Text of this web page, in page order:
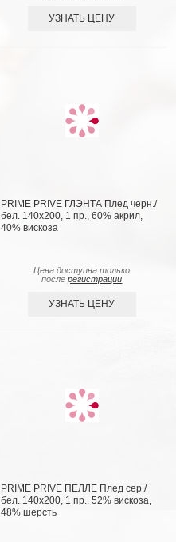
УЗНАТЬ ЦЕНУ
PRIME PRIVE ГЛЭНТА Плед черн./
бел. 140х200, 1 пр., 60% акрил,
40% вискоза
Цена доступна только
послерегистрации
УЗНАТЬ ЦЕНУ
PRIME PRIVE ПЕЛЛЕ Плед сер./
бел. 140х200, 1 пр., 52% вискоза,
48% шерсть